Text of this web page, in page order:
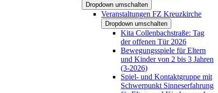
Dropdown umschalten
Veranstaltungen FZ Kreuzkirche
Dropdown umschalten
Kita Collenbachstraße: Tag
der offenen Tür 2026
Bewegungsspiele für Eltern
und Kinder von 2 bis 3 Jahren
(3-2026)
Spiel- und Kontaktgruppe mit
Schwerpunkt Sinneserfahrung